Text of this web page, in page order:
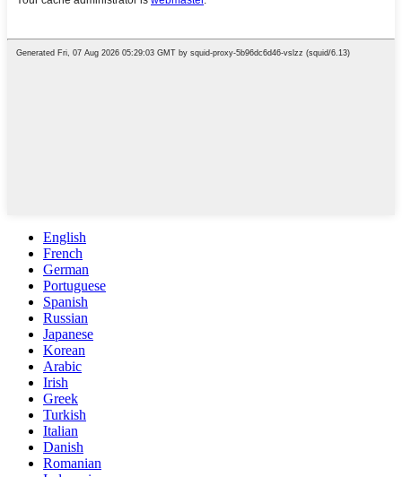
English
French
German
Portuguese
Spanish
Russian
Japanese
Korean
Arabic
Irish
Greek
Turkish
Italian
Danish
Romanian